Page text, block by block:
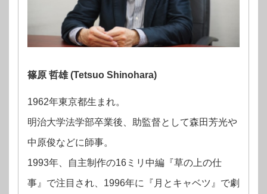
篠原 哲雄 (Tetsuo Shinohara)
1962年東京都生まれ。
明治大学法学部卒業後、助監督として森田芳光や
中原俊などに師事。
1993年、自主制作の16ミリ中編『草の上の仕
事』で注目され、1996年に『月とキャベツ』で劇